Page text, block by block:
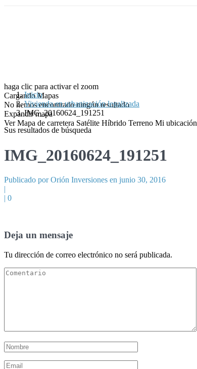
haga clic para activar el zoom
Cargando Mapas
No hemos encontrado ningún resultado
Expandir mapa
Ver Mapa de carretera Satélite Híbrido Terreno Mi ubicación
Inicio
Vivienda en urbanización legalizada
IMG_20160624_191251
Sus resultados de búsqueda
IMG_20160624_191251
Publicado por Orión Inversiones en junio 30, 2016
|
| 0
Deja un mensaje
Tu dirección de correo electrónico no será publicada.